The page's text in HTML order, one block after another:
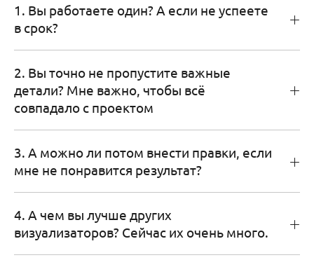
1. Вы работаете один? А если не успеете
в срок?
2. Вы точно не пропустите важные
детали? Мне важно, чтобы всё
совпадало с проектом
3. А можно ли потом внести правки, если
мне не понравится результат?
4. А чем вы лучше других
визуализаторов? Сейчас их очень много.